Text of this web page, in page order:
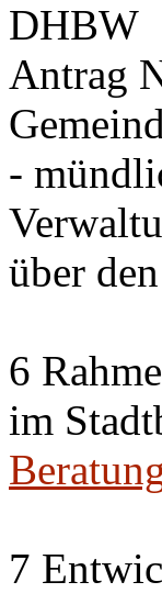
DHBW
Antrag
-
über
6
im
7